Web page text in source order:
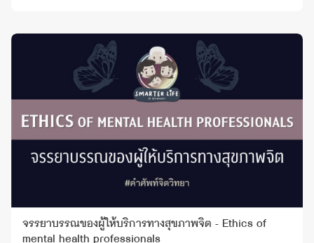
จรรยาบรรณของผู้ให้บริการทางสุขภาพจิต - Ethics of
mental health professionals